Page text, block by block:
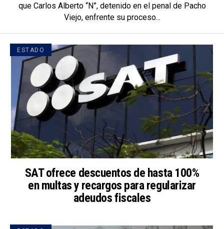
que Carlos Alberto “N”, detenido en el penal de Pacho
Viejo, enfrente su proceso...
ESTADO
SAT ofrece descuentos de hasta 100%
en multas y recargos para regularizar
adeudos fiscales